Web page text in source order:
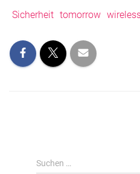
Sicherheit tomorrow
S
u
Suchen …